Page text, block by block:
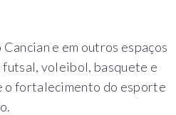
e em outros espaços
futsal, voleibol, basquete e
o fortalecimento do esporte